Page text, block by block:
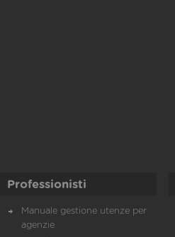
Professionisti
Manuale gestione utenze per
agenzie